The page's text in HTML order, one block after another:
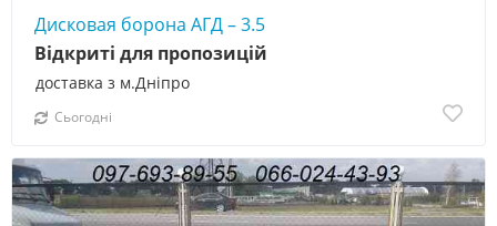
Дисковая борона АГД – 3.5
доставка з м.Дніпро
Відкриті для пропозицій
Сьогодні